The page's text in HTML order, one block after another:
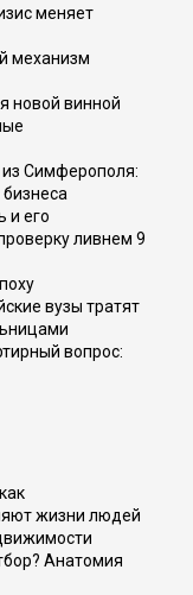
меняет
механизм
новой винной
из Симферополя:
и его
ливнем 9
вузы тратят
вопрос:
жизни людей
Анатомия